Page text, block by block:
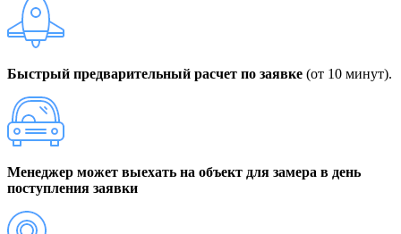
Быстрый предварительный расчет по заявке (от 10 минут).
Менеджер может выехать на объект для замера в день
поступления заявки